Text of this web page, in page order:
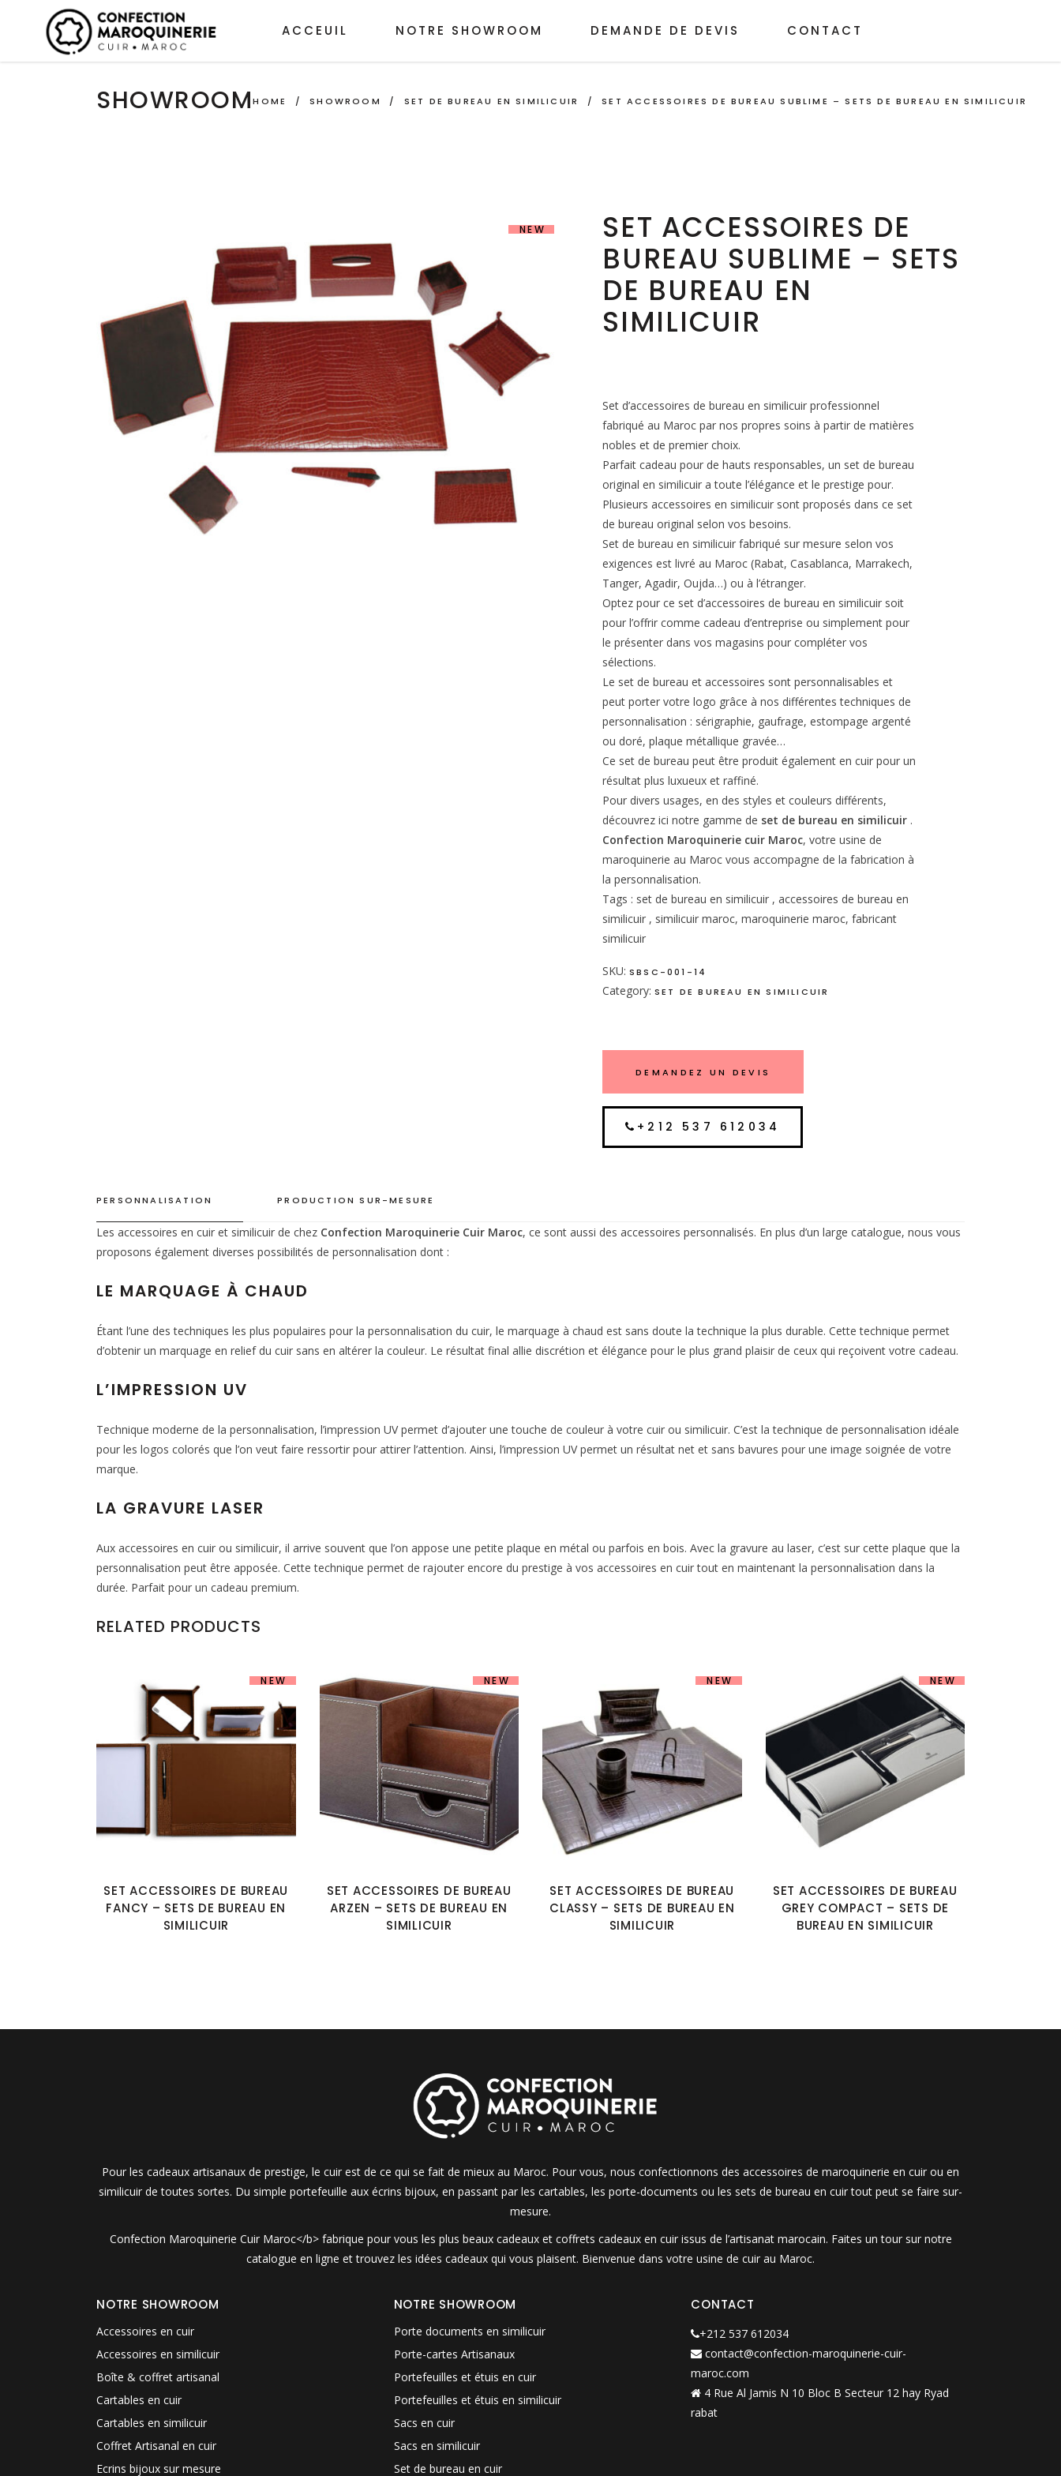
ACCEUIL NOTRE SHOWROOM DEMANDE DE DEVIS CONTACT
SHOWROOM HOME /SHOWROOM / SET DE BUREAU EN SIMILICUIR /SET ACCESSOIRES DE BUREAU SUBLIME – SETS DE BUREAU EN SIMILICUIR
NEW
SET ACCESSOIRES DE
BUREAU SUBLIME – SETS
DE BUREAU EN
SIMILICUIR
Set d’accessoires de bureau en similicuir professionnel
fabriqué au Maroc par nos propres soins à partir de matières
nobles et de premier choix.
Parfait cadeau pour de hauts responsables, un set de bureau
original en similicuir a toute l’élégance et le prestige pour.
Plusieurs accessoires en similicuir sont proposés dans ce set
de bureau original selon vos besoins.
Set de bureau en similicuir fabriqué sur mesure selon vos
exigences est livré au Maroc (Rabat, Casablanca, Marrakech,
Tanger, Agadir, Oujda…) ou à l’étranger.
Optez pour ce set d’accessoires de bureau en similicuir soit
pour l’offrir comme cadeau d’entreprise ou simplement pour
le présenter dans vos magasins pour compléter vos
sélections.
Le set de bureau et accessoires sont personnalisables et
peut porter votre logo grâce à nos différentes techniques de
personnalisation : sérigraphie, gaufrage, estompage argenté
ou doré, plaque métallique gravée…
Ce set de bureau peut être produit également en cuir pour un
résultat plus luxueux et raffiné.
Pour divers usages, en des styles et couleurs différents,
découvrez ici notre gamme de set de bureau en similicuir .
Confection Maroquinerie cuir Maroc, votre usine de
maroquinerie au Maroc vous accompagne de la fabrication à
la personnalisation.
Tags : set de bureau en similicuir , accessoires de bureau en
similicuir , similicuir maroc, maroquinerie maroc, fabricant
similicuir
SKU: SBSC-001-14
Category: SET DE BUREAU EN SIMILICUIR
DEMANDEZ UN DEVIS
+212 537 612034
PERSONNALISATION PRODUCTION SUR-MESURE
Les accessoires en cuir et similicuir de chez Confection Maroquinerie Cuir Maroc, ce sont aussi des accessoires personnalisés. En plus d’un large catalogue, nous vous
proposons également diverses possibilités de personnalisation dont :
LE MARQUAGE À CHAUD
Étant l’une des techniques les plus populaires pour la personnalisation du cuir, le marquage à chaud est sans doute la technique la plus durable. Cette technique permet
d’obtenir un marquage en relief du cuir sans en altérer la couleur. Le résultat final allie discrétion et élégance pour le plus grand plaisir de ceux qui reçoivent votre cadeau.
L’IMPRESSION UV
Technique moderne de la personnalisation, l’impression UV permet d’ajouter une touche de couleur à votre cuir ou similicuir. C’est la technique de personnalisation idéale
pour les logos colorés que l’on veut faire ressortir pour attirer l’attention. Ainsi, l’impression UV permet un résultat net et sans bavures pour une image soignée de votre
marque.
LA GRAVURE LASER
Aux accessoires en cuir ou similicuir, il arrive souvent que l’on appose une petite plaque en métal ou parfois en bois. Avec la gravure au laser, c’est sur cette plaque que la
personnalisation peut être apposée. Cette technique permet de rajouter encore du prestige à vos accessoires en cuir tout en maintenant la personnalisation dans la
durée. Parfait pour un cadeau premium.
RELATED PRODUCTS
NEW
SET ACCESSOIRES DE BUREAU
FANCY – SETS DE BUREAU EN
SIMILICUIR
NEW
SET ACCESSOIRES DE BUREAU
ARZEN – SETS DE BUREAU EN
SIMILICUIR
NEW
SET ACCESSOIRES DE BUREAU
CLASSY – SETS DE BUREAU EN
SIMILICUIR
NEW
SET ACCESSOIRES DE BUREAU
GREY COMPACT – SETS DE
BUREAU EN SIMILICUIR
Pour les cadeaux artisanaux de prestige, le cuir est de ce qui se fait de mieux au Maroc. Pour vous, nous confectionnons des accessoires de maroquinerie en cuir ou en
similicuir de toutes sortes. Du simple portefeuille aux écrins bijoux, en passant par les cartables, les porte-documents ou les sets de bureau en cuir tout peut se faire sur-
mesure.
Confection Maroquinerie Cuir Maroc</b> fabrique pour vous les plus beaux cadeaux et coffrets cadeaux en cuir issus de l’artisanat marocain. Faites un tour sur notre
catalogue en ligne et trouvez les idées cadeaux qui vous plaisent. Bienvenue dans votre usine de cuir au Maroc.
NOTRE SHOWROOM
Accessoires en cuir
Accessoires en similicuir
Boîte & coffret artisanal
Cartables en cuir
Cartables en similicuir
Coffret Artisanal en cuir
Ecrins bijoux sur mesure
NOTRE SHOWROOM
Porte documents en similicuir
Porte-cartes Artisanaux
Portefeuilles et étuis en cuir
Portefeuilles et étuis en similicuir
Sacs en cuir
Sacs en similicuir
Set de bureau en cuir
CONTACT
+212 537 612034
contact@confection-maroquinerie-cuir-
maroc.com
4 Rue Al Jamis N 10 Bloc B Secteur 12 hay Ryad
rabat